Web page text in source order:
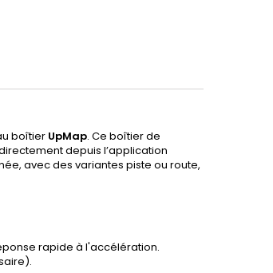
boîtier UpMap. Ce boîtier de
depuis l’application
avec des variantes piste ou route,
rapide à l'accélération.